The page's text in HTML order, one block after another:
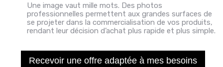
Une image vaut mille mots. Des photos
professionnelles permettent aux grandes surfaces de
se projeter dans la commercialisation de vos produits,
rendant leur décision d’achat plus rapide et plus simple.
Recevoir une offre adaptée à mes besoins